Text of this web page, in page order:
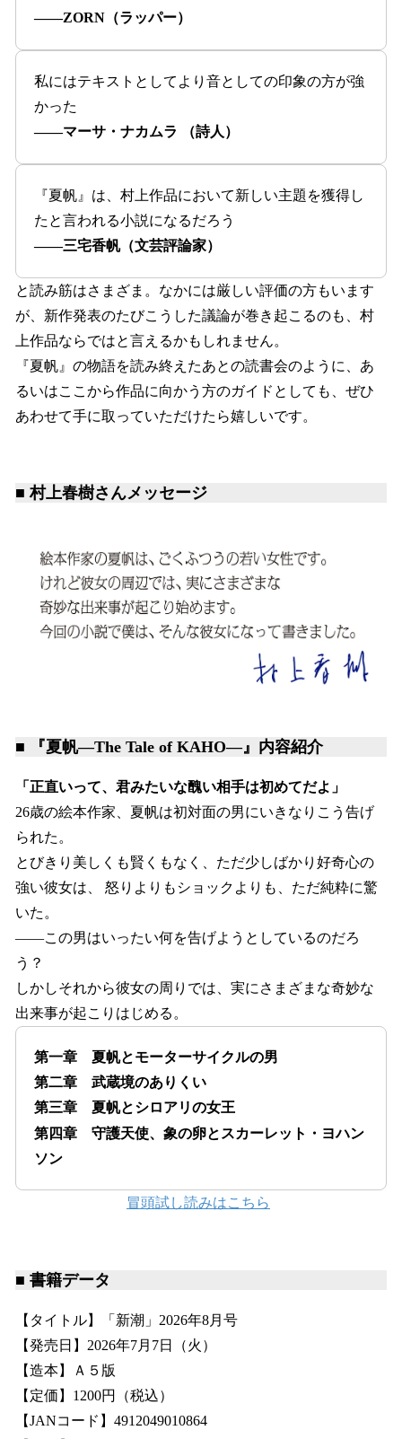
――ZORN（ラッパー）
私にはテキストとしてより音としての印象の方が強
かった
――マーサ・ナカムラ （詩人）
『夏帆』は、村上作品において新しい主題を獲得し
たと言われる小説になるだろう
――三宅香帆（文芸評論家）
と読み筋はさまざま。なかには厳しい評価の方もいます
が、新作発表のたびこうした議論が巻き起こるのも、村
上作品ならではと言えるかもしれません。
『夏帆』の物語を読み終えたあとの読書会のように、あ
るいはここから作品に向かう方のガイドとしても、ぜひ
あわせて手に取っていただけたら嬉しいです。
■ 村上春樹さんメッセージ
■ 『夏帆―The Tale of KAHO―』内容紹介
「正直いって、君みたいな醜い相手は初めてだよ」
26歳の絵本作家、夏帆は初対面の男にいきなりこう告げ
られた。
とびきり美しくも賢くもなく、ただ少しばかり好奇心の
強い彼女は、 怒りよりもショックよりも、ただ純粋に驚
いた。
――この男はいったい何を告げようとしているのだろ
う？
しかしそれから彼女の周りでは、実にさまざまな奇妙な
出来事が起こりはじめる。
第一章 夏帆とモーターサイクルの男
第二章 武蔵境のありくい
第三章 夏帆とシロアリの女王
第四章 守護天使、象の卵とスカーレット・ヨハン
ソン
冒頭試し読みはこちら
■ 書籍データ
【タイトル】「新潮」2026年8月号
【発売日】2026年7月7日（火）
【造本】Ａ５版
【定価】1200円（税込）
【JANコード】4912049010864